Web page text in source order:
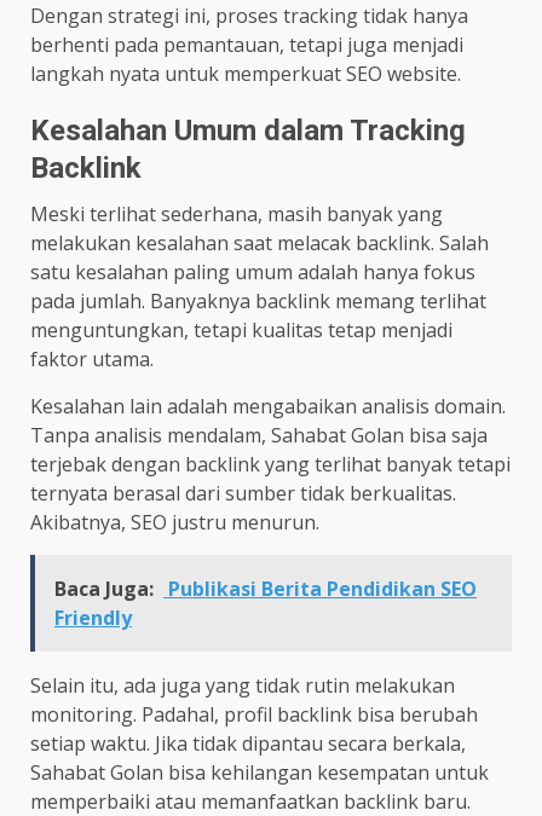
Dengan strategi ini, proses tracking tidak hanya
berhenti pada pemantauan, tetapi juga menjadi
langkah nyata untuk memperkuat SEO website.
Kesalahan Umum dalam Tracking
Backlink
Meski terlihat sederhana, masih banyak yang
melakukan kesalahan saat melacak backlink. Salah
satu kesalahan paling umum adalah hanya fokus
pada jumlah. Banyaknya backlink memang terlihat
menguntungkan, tetapi kualitas tetap menjadi
faktor utama.
Kesalahan lain adalah mengabaikan analisis domain.
Tanpa analisis mendalam, Sahabat Golan bisa saja
terjebak dengan backlink yang terlihat banyak tetapi
ternyata berasal dari sumber tidak berkualitas.
Akibatnya, SEO justru menurun.
Baca Juga: Publikasi Berita Pendidikan SEO
Friendly
Selain itu, ada juga yang tidak rutin melakukan
monitoring. Padahal, profil backlink bisa berubah
setiap waktu. Jika tidak dipantau secara berkala,
Sahabat Golan bisa kehilangan kesempatan untuk
memperbaiki atau memanfaatkan backlink baru.